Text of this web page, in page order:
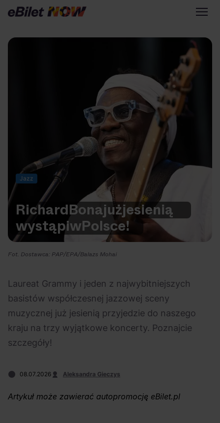
Na czasie
Polecane Scena Impostora 06.08.2026
Kto jest
prawdziwym fanem
Chivasa?
eBilet Festiwal 05.08.2026
Aplikacja
Warto sprawdzić na eBilet NOW
Scena Impostora
Historia jednej piosenki
Poza nurtem
Poznaj Polskę
Kultura Osobista
Jazz
RichardBonajużjesienią
wystąpiwPolsce!
Fot. Dostawca: PAP/EPA/Balazs Mohai
Laureat Grammy i jeden z najwybitniejszych
basistów współczesnej jazzowej sceny
muzycznej już jesienią przyjedzie do naszego
kraju na trzy wyjątkowe koncerty. Poznajcie
szczegóły!
08.07.2026 Aleksandra Gieczys
Artykuł może zawierać autopromocję eBilet.pl